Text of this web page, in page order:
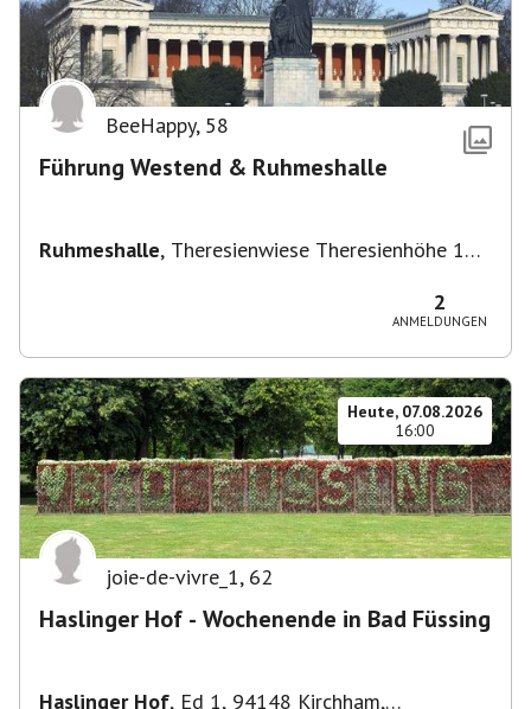
BeeHappy, 58
Führung Westend & Ruhmeshalle
Ruhmeshalle, Theresienwiese Theresienhöhe 16,
2
ANMELDUNGEN
Heute, 07.08.2026
16:00
joie-de-vivre_1, 62
Haslinger Hof - Wochenende in Bad Füssing
Haslinger Hof, Ed 1, 94148 Kirchham,